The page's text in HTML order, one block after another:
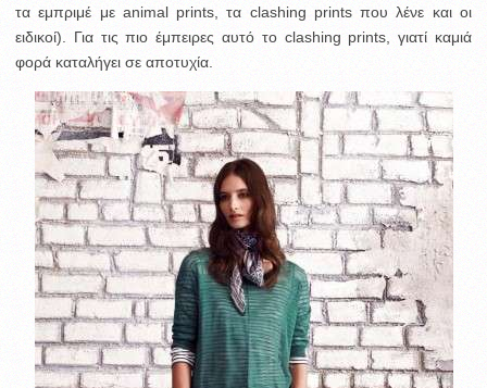
τα εμπριμέ με animal prints, τα clashing prints που λένε και οι
ειδικοί). Για τις πιο έμπειρες αυτό το clashing prints, γιατί καμιά
φορά καταλήγει σε αποτυχία.